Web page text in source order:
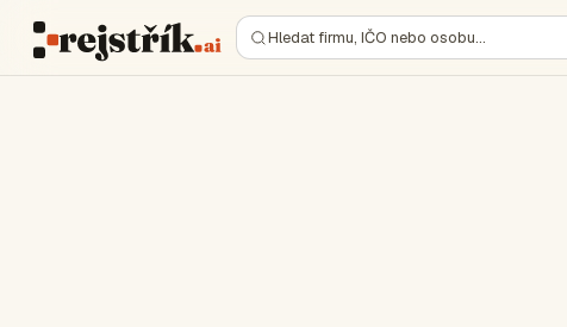
Hledat firmu, IČO nebo osobu…